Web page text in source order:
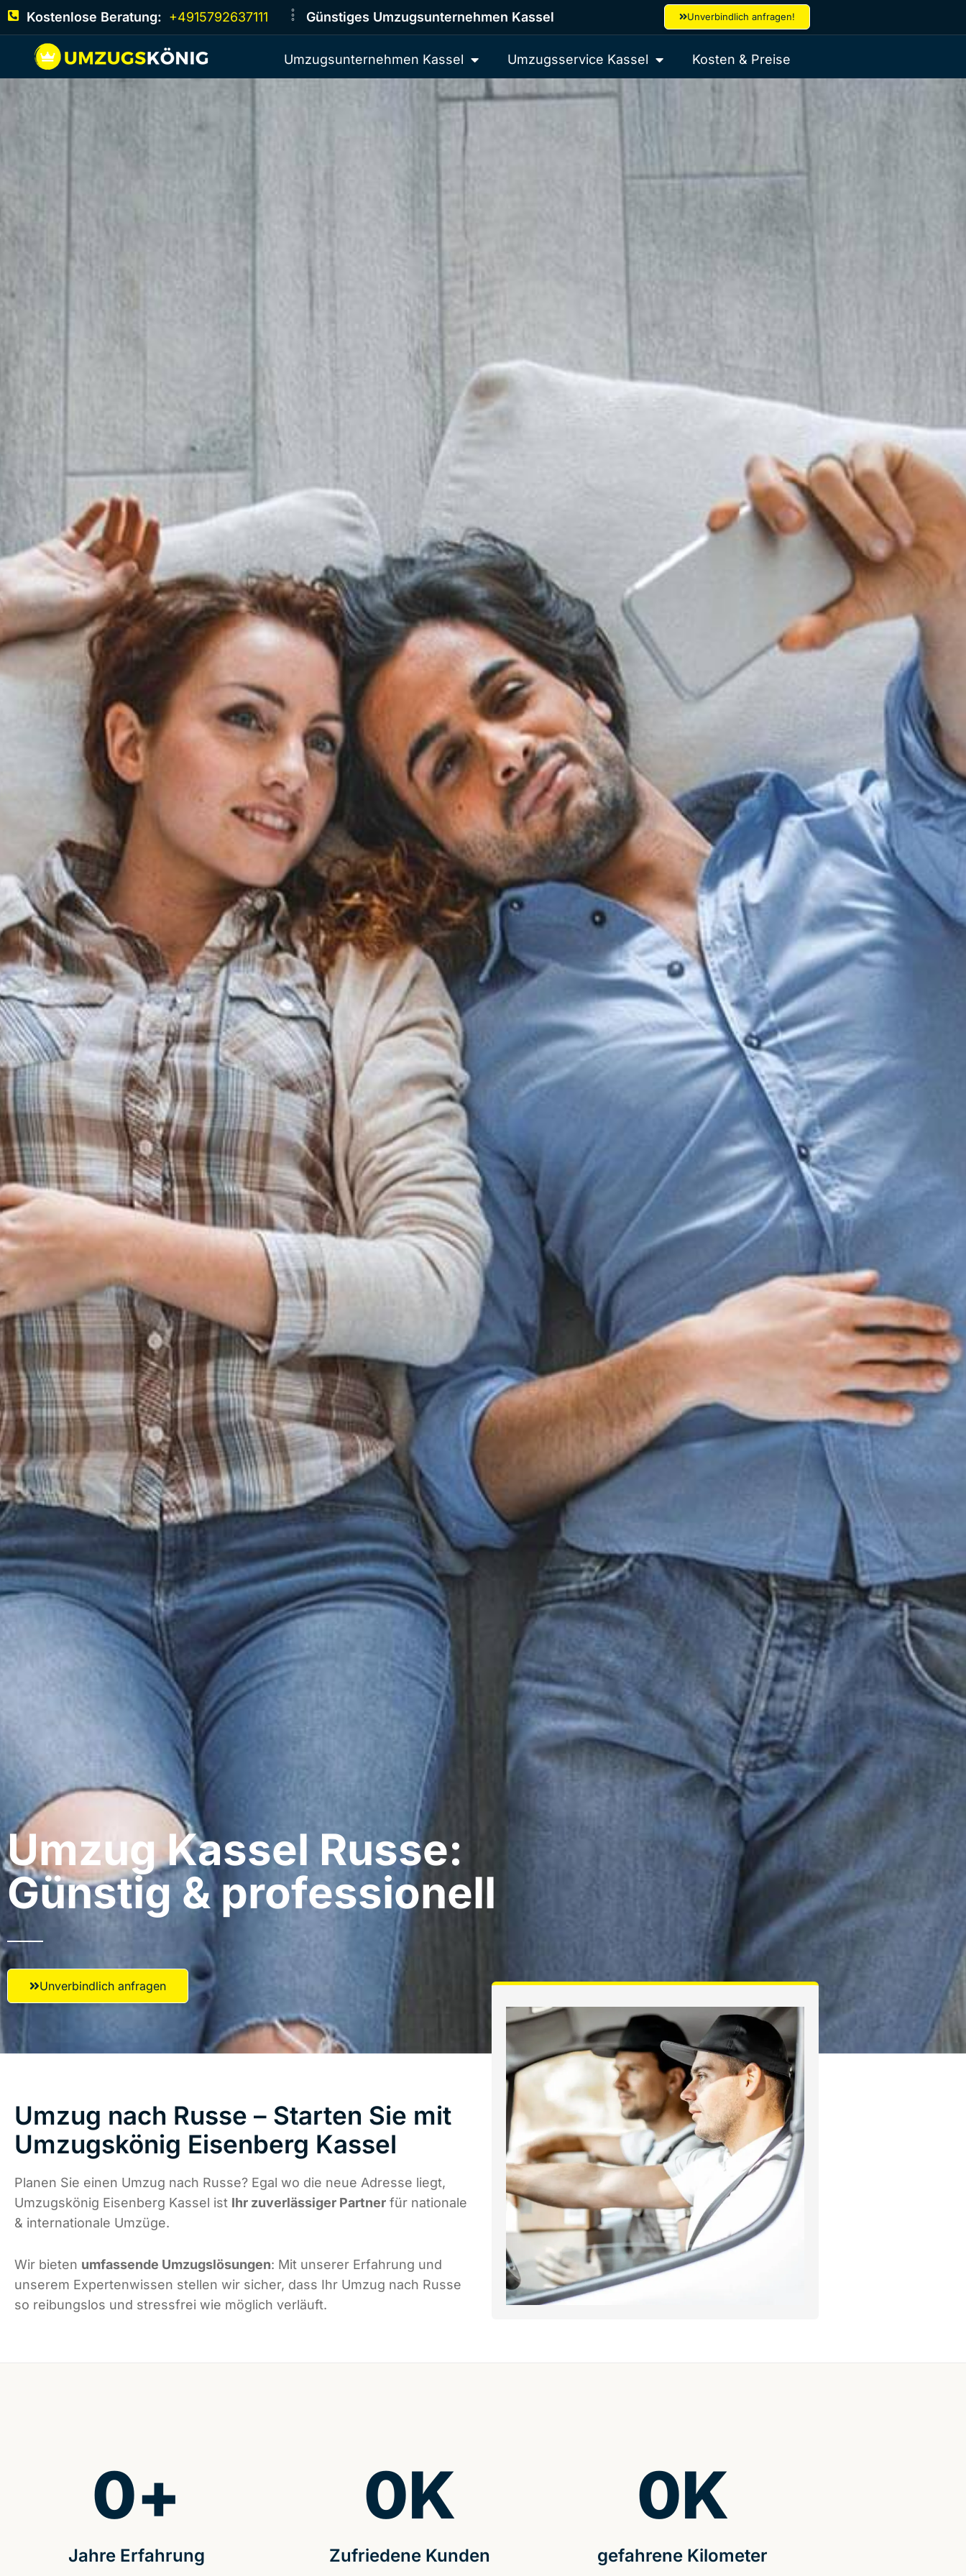
Kostenlose Beratung: +4915792637111 Günstiges Umzugsunternehmen Kassel Unverbindlich anfragen!
Umzugsunternehmen Kassel Umzugsservice Kassel Kosten & Preise
Umzug Kassel​ Russe:
Günstig & professionell​
Unverbindlich anfragen
Umzug nach Russe – Starten Sie mit
Umzugskönig Eisenberg Kassel
Planen Sie einen Umzug nach Russe? Egal wo die neue Adresse liegt,
Umzugskönig Eisenberg Kassel ist Ihr zuverlässiger Partner für nationale
& internationale Umzüge.
Wir bieten umfassende Umzugslösungen: Mit unserer Erfahrung und
unserem Expertenwissen stellen wir sicher, dass Ihr Umzug nach Russe
so reibungslos und stressfrei wie möglich verläuft.
Jahre Erfahrung
0+
Zufriedene Kunden
0K
gefahrene Kilometer
0K